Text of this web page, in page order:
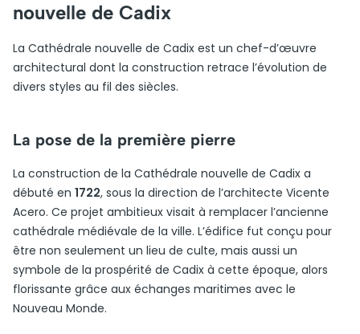
nouvelle de Cadix
La Cathédrale nouvelle de Cadix est un chef-d’œuvre
architectural dont la construction retrace l’évolution de
divers styles au fil des siècles.
La pose de la première pierre
La construction de la Cathédrale nouvelle de Cadix a
débuté en 1722, sous la direction de l’architecte Vicente
Acero. Ce projet ambitieux visait à remplacer l’ancienne
cathédrale médiévale de la ville. L’édifice fut conçu pour
être non seulement un lieu de culte, mais aussi un
symbole de la prospérité de Cadix à cette époque, alors
florissante grâce aux échanges maritimes avec le
Nouveau Monde.